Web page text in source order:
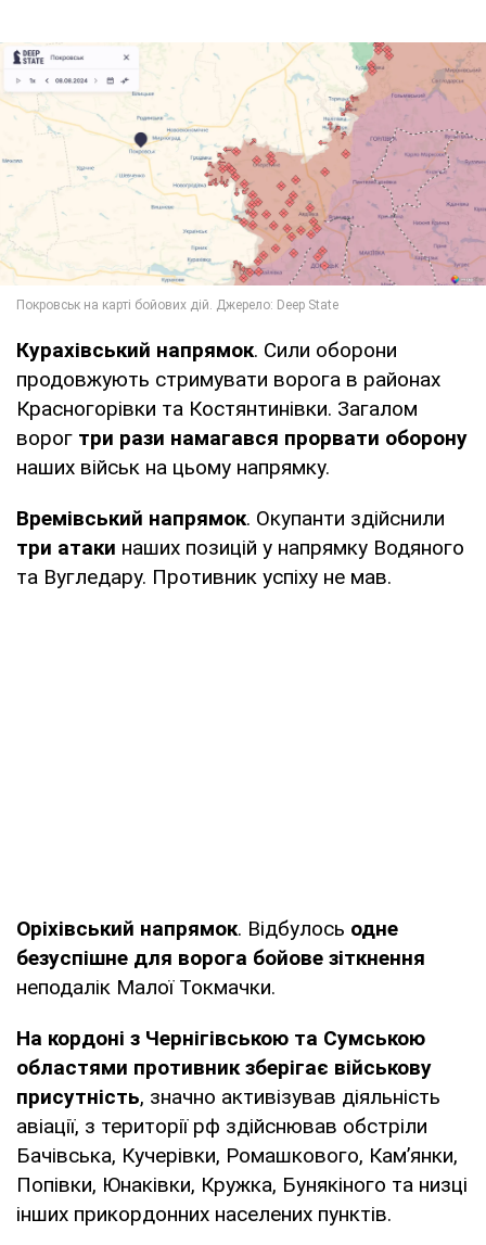
Курахівський напрямок. Сили оборони
продовжують стримувати ворога в районах
Красногорівки та Костянтинівки. Загалом
ворог три рази намагався прорвати оборону
наших військ на цьому напрямку.
Времівський напрямок. Окупанти здійснили
три атаки наших позицій у напрямку Водяного
та Вугледару. Противник успіху не мав.
Оріхівський напрямок. Відбулось одне
безуспішне для ворога бойове зіткнення
неподалік Малої Токмачки.
На кордоні з Чернігівською та Сумською
областями противник зберігає військову
присутність, значно активізував діяльність
авіації, з території рф здійснював обстріли
Бачівська, Кучерівки, Ромашкового, Кам’янки,
Попівки, Юнаківки, Кружка, Бунякіного та низці
інших прикордонних населених пунктів.